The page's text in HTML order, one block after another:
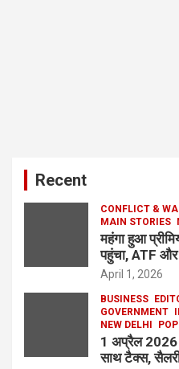
Recent
CONFLICT &
MAIN STORIES
महंगा हुआ
पहुंचा, ATF
April 1, 2026
BUSINESS
GOVERNMENT
NEW DELHI
1 अप्रैल 2026
साथ टैक्स,